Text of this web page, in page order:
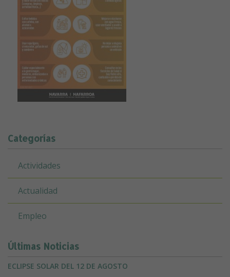
Categorías
Actividades
Actualidad
Empleo
Últimas Noticias
ECLIPSE SOLAR DEL 12 DE AGOSTO